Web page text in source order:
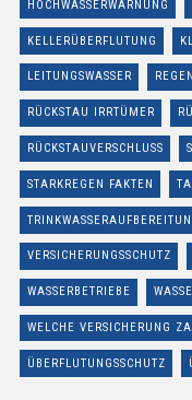
HOCHWASSERWARNUNG
KELLERÜBERFLUTUNG
LEITUNGSWASSER
RÜCKSTAU IRRTÜMER
RÜCKSTAUVERSCHLUSS
STARKREGEN FAKTEN
VERSICHERUNGSSCHUTZ
WASSERBETRIEBE
WELCHE VERSICHERUNG
ÜBERFLUTUNGSSCHUTZ